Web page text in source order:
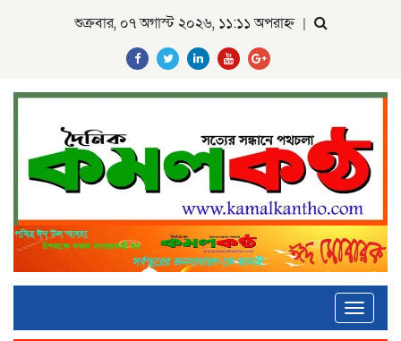
শুক্রবার, ০৭ অগাস্ট ২০২৬, ১১:১১ অপরাহ্ন |
Toggle